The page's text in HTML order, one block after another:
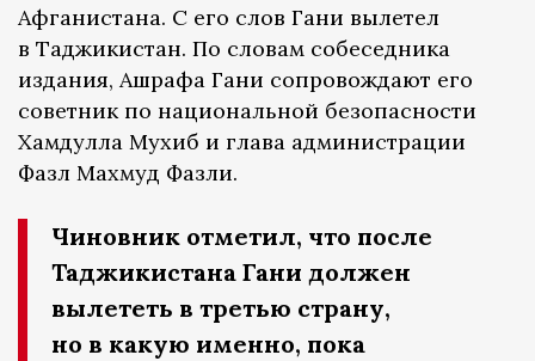
Афганистана. С его слов Гани вылетел
в Таджикистан. По словам собеседника
издания, Ашрафа Гани сопровождают его
советник по национальной безопасности
Хамдулла Мухиб и глава администрации
Фазл Махмуд Фазли.
Чиновник отметил, что после
Таджикистана Гани должен
вылететь в третью страну,
но в какую именно, пока